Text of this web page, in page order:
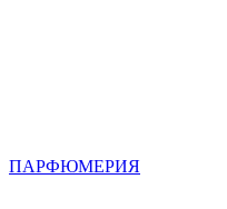
ПАРФЮМЕРИЯ